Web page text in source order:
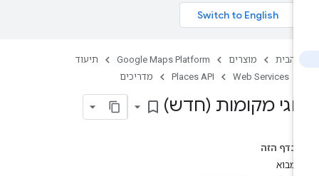
הבית מוצרים Google Maps Platform
תיעוד
Web Services
Places API מדריכים
מקומות (חדש)bookmark_border
בדף הזה